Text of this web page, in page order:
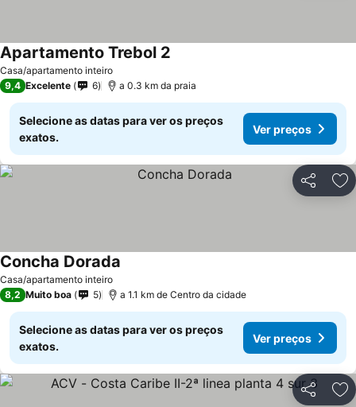
Casa/apartamento inteiro
Apartamento Trebol 2
9,4 Excelente 6 a 0.3 km da praia
Selecione as datas para ver os preços
exatos.
Ver preços
Partilhar
Casa/apartamento inteiro
Concha Dorada
8,2 Muito boa 5 a 1.1 km de Centro da cidade
Selecione as datas para ver os preços
exatos.
Ver preços
Partilhar